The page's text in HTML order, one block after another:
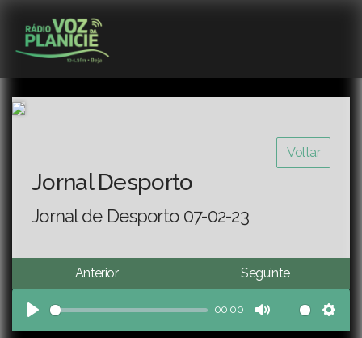
Voltar
Jornal Desporto
Jornal de Desporto 07-02-23
Anterior Seguinte
Play
00:00
Mute